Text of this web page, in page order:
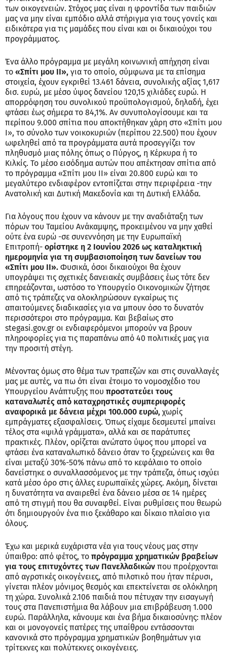
των οικογενειών. Στόχος μας είναι η φροντίδα των παιδιών
μας να μην είναι εμπόδιο αλλά στήριγμα για τους γονείς και
ειδικότερα για τις μαμάδες που είναι και οι δικαιούχοι του
προγράμματος.
Ένα άλλο πρόγραμμα με μεγάλη κοινωνική απήχηση είναι
το «Σπίτι μου ΙΙ», για το οποίο, σύμφωνα με τα επίσημα
στοιχεία, έχουν εγκριθεί 13.461 δάνεια, συνολικής αξίας 1,617
δισ. ευρώ, με μέσο ύψος δανείου 120,15 χιλιάδες ευρώ. Η
απορρόφηση του συνολικού προϋπολογισμού, δηλαδή, έχει
φτάσει έως σήμερα το 84,1%. Αν συνυπολογίσουμε και τα
περίπου 9.000 σπίτια που αποκτήθηκαν χάρη στο «Σπίτι μου
Ι», το σύνολο των νοικοκυριών (περίπου 22.500) που έχουν
ωφεληθεί από τα προγράμματα αυτά προσεγγίζει τον
πληθυσμό μιας πόλης όπως ο Πύργος, η Κέρκυρα ή το
Κιλκίς. Το μέσο εισόδημα αυτών που απέκτησαν σπίτια από
το πρόγραμμα «Σπίτι μου ΙΙ» είναι 20.800 ευρώ και το
μεγαλύτερο ενδιαφέρον εντοπίζεται στην περιφέρεια -την
Ανατολική και Δυτική Μακεδονία και τη Δυτική Ελλάδα.
Για λόγους που έχουν να κάνουν με την αναδιάταξη των
πόρων του Ταμείου Ανάκαμψης, προκειμένου να μην χαθεί
ούτε ένα ευρώ -σε συνεννόηση με την Ευρωπαϊκή
Επιτροπή- ορίστηκε η 2 Ιουνίου 2026 ως καταληκτική
ημερομηνία για τη συμβασιοποίηση των δανείων του
«Σπίτι μου ΙΙ». Φυσικά, όσοι δικαιούχοι θα έχουν
υπογράψει τις σχετικές δανειακές συμβάσεις έως τότε δεν
επηρεάζονται, ωστόσο το Υπουργείο Οικονομικών ζήτησε
από τις τράπεζες να ολοκληρώσουν εγκαίρως τις
απαιτούμενες διαδικασίες για να μπουν όσο το δυνατόν
περισσότεροι στο πρόγραμμα. Και βεβαίως στο
stegasi.gov.gr οι ενδιαφερόμενοι μπορούν να βρουν
πληροφορίες για τις παραπάνω από 40 πολιτικές μας για
την προσιτή στέγη.
Μένοντας όμως στο θέμα των τραπεζών και στις συναλλαγές
μας με αυτές, να πω ότι είναι έτοιμο το νομοσχέδιο του
Υπουργείου Ανάπτυξης που προστατεύει τους
καταναλωτές από καταχρηστικές συμπεριφορές
αναφορικά με δάνεια μέχρι 100.000 ευρώ, χωρίς
εμπράγματες εξασφαλίσεις. Όπως είχαμε δεσμευτεί μπαίνει
τέλος στα «ψιλά γράμματα», αλλά και σε παράτυπες
πρακτικές. Πλέον, ορίζεται ανώτατο ύψος που μπορεί να
φτάσει ένα καταναλωτικό δάνειο όταν το ξεχρεώνεις και θα
είναι μεταξύ 30%-50% πάνω από το κεφάλαιο το οποίο
δανείστηκε ο συναλλασσόμενος με την τράπεζα, όπως ισχύει
κατά μέσο όρο στις άλλες ευρωπαϊκές χώρες. Ακόμη, δίνεται
η δυνατότητα να αναιρεθεί ένα δάνειο μέσα σε 14 ημέρες
από τη στιγμή που θα συναφθεί. Είναι ρυθμίσεις που θεωρώ
ότι δημιουργούν ένα πιο ξεκάθαρο και δίκαιο πλαίσιο για
όλους.
Έχω και μερικά ευχάριστα νέα για τους νέους μας στην
ύπαιθρο: από φέτος, το πρόγραμμα χρηματικών βραβείων
για τους επιτυχόντες των Πανελλαδικών που προέρχονται
από αγροτικές οικογένειες, από πιλοτικό που ήταν πέρυσι,
γίνεται πλέον μόνιμος θεσμός και επεκτείνεται σε ολόκληρη
τη χώρα. Συνολικά 2.106 παιδιά που πέτυχαν την εισαγωγή
τους στα Πανεπιστήμια θα λάβουν μια επιβράβευση 1.000
ευρώ. Παράλληλα, κάνουμε και ένα βήμα δικαιοσύνης: πλέον
και οι μονογονείς πατέρες της υπαίθρου εντάσσονται
κανονικά στο πρόγραμμα χρηματικών βοηθημάτων για
τρίτεκνες και πολύτεκνες οικογένειες.